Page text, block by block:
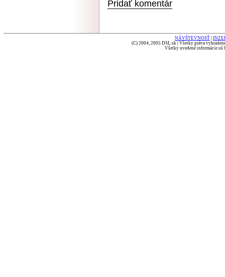
Pridať komentár
NÁVŠTEVNOSŤ
(C) 2004, 2005 DSL.sk | Všetky práva
Všetky uvedené informácie sú